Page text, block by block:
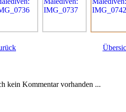
kein Kommentar vorhanden ...